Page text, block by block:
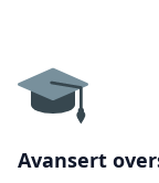
Avansert